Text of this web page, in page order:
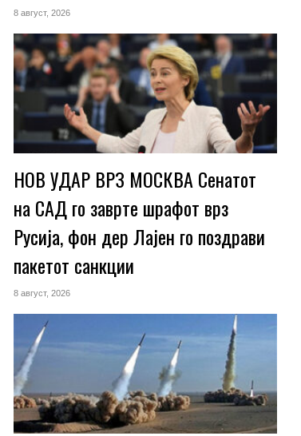
8 август, 2026
НОВ УДАР ВРЗ МОСКВА Сенатот
на САД го заврте шрафот врз
Русија, фон дер Лајен го поздрави
пакетот санкции
8 август, 2026